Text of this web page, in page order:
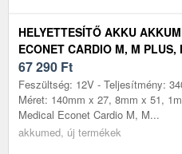
HELYETTESÍTŐ AKKU
ECONET CARDIO M, M PLUS,
67 290 Ft
Feszültség: 12V - Teljesítmény:
Méret: 140mm x 27, 8mm x 51,
Medical Econet Cardio M, M...
akkumed, új termékek